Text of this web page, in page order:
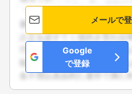
メールで
Google
で登録